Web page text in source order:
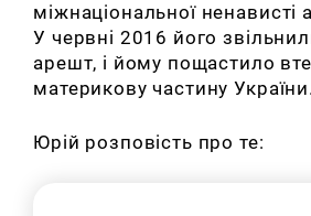
міжнаціональної ненависті
У червні 2016 його
арешт, і йому пощастило
материкову частину України.
Юрій розповість про те: